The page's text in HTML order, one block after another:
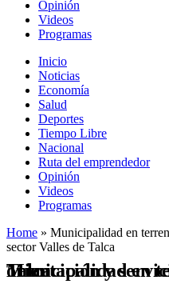
Opinión
Videos
Programas
Inicio
Noticias
Economía
Salud
Deportes
Tiempo Libre
Nacional
Ruta del emprendedor
Opinión
Videos
Programas
Home » Municipalidad en
sector Valles de Talca
Municipalidad en terreno entregó orientación y servicio en sector Valles de Talca